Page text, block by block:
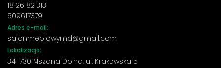
18 26 82 313
509617379
Adres e-mail:
salonmeblowymd@gmail.com
Lokalizacja:
34-730 Mszana Dolna, ul. Krakowska 5